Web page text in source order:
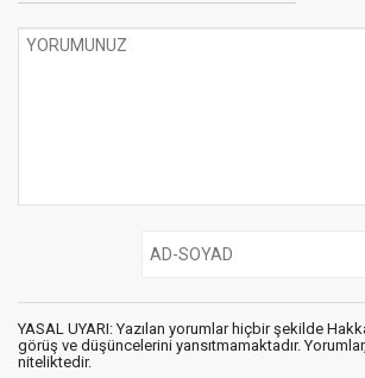
YASAL UYARI: Yazılan yorumlar hiçbir şekilde
görüş ve düşüncelerini yansıtmamaktadır.
niteliktedir.